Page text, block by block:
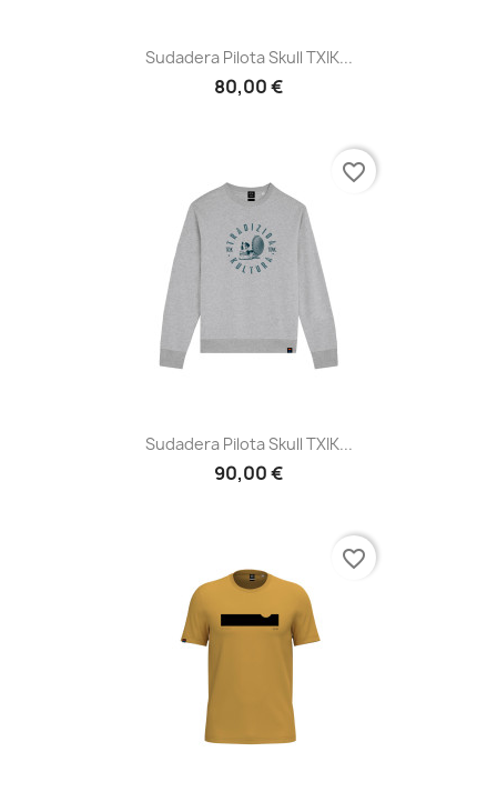
Sudadera Pilota Skull TXIK...
80,00 €
Sudadera Pilota Skull TXIK...
90,00 €
favorite_border
favorite_border